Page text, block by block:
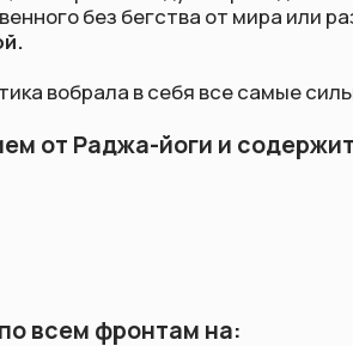
фронтам на:
направлений,
будучи здоровым, успешным и
тело аскезами и посвящать свою